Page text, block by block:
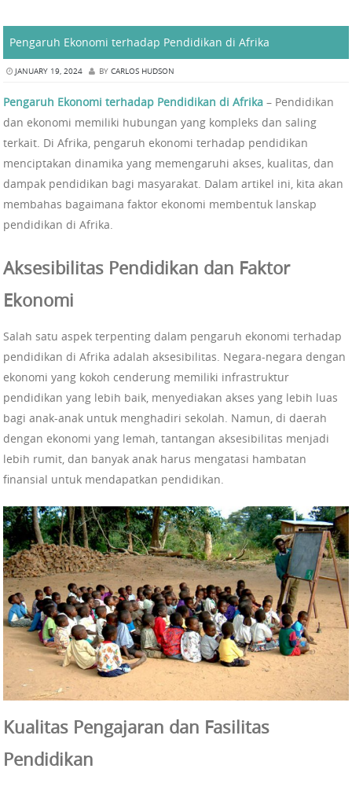
Pengaruh Ekonomi terhadap Pendidikan di Afrika
JANUARY 19, 2024 BY CARLOS HUDSON
Pengaruh Ekonomi terhadap Pendidikan di Afrika – Pendidikan
dan ekonomi memiliki hubungan yang kompleks dan saling
terkait. Di Afrika, pengaruh ekonomi terhadap pendidikan
menciptakan dinamika yang memengaruhi akses, kualitas, dan
dampak pendidikan bagi masyarakat. Dalam artikel ini, kita akan
membahas bagaimana faktor ekonomi membentuk lanskap
pendidikan di Afrika.
Aksesibilitas Pendidikan dan Faktor
Ekonomi
Salah satu aspek terpenting dalam pengaruh ekonomi terhadap
pendidikan di Afrika adalah aksesibilitas. Negara-negara dengan
ekonomi yang kokoh cenderung memiliki infrastruktur
pendidikan yang lebih baik, menyediakan akses yang lebih luas
bagi anak-anak untuk menghadiri sekolah. Namun, di daerah
dengan ekonomi yang lemah, tantangan aksesibilitas menjadi
lebih rumit, dan banyak anak harus mengatasi hambatan
finansial untuk mendapatkan pendidikan.
Kualitas Pengajaran dan Fasilitas
Pendidikan